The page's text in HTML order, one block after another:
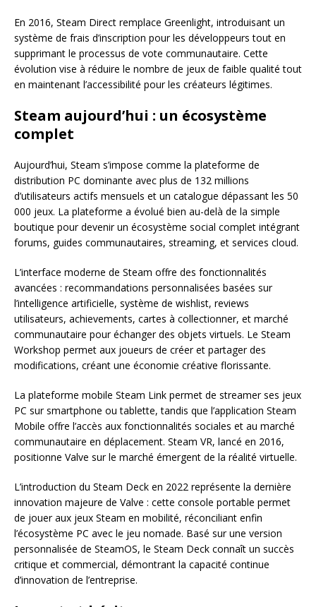
En 2016, Steam Direct remplace Greenlight, introduisant un
système de frais d’inscription pour les développeurs tout en
supprimant le processus de vote communautaire. Cette
évolution vise à réduire le nombre de jeux de faible qualité tout
en maintenant l’accessibilité pour les créateurs légitimes.
Steam aujourd’hui : un écosystème
complet
Aujourd’hui, Steam s’impose comme la plateforme de
distribution PC dominante avec plus de 132 millions
d’utilisateurs actifs mensuels et un catalogue dépassant les 50
000 jeux. La plateforme a évolué bien au-delà de la simple
boutique pour devenir un écosystème social complet intégrant
forums, guides communautaires, streaming, et services cloud.
L’interface moderne de Steam offre des fonctionnalités
avancées : recommandations personnalisées basées sur
l’intelligence artificielle, système de wishlist, reviews
utilisateurs, achievements, cartes à collectionner, et marché
communautaire pour échanger des objets virtuels. Le Steam
Workshop permet aux joueurs de créer et partager des
modifications, créant une économie créative florissante.
La plateforme mobile Steam Link permet de streamer ses jeux
PC sur smartphone ou tablette, tandis que l’application Steam
Mobile offre l’accès aux fonctionnalités sociales et au marché
communautaire en déplacement. Steam VR, lancé en 2016,
positionne Valve sur le marché émergent de la réalité virtuelle.
L’introduction du Steam Deck en 2022 représente la dernière
innovation majeure de Valve : cette console portable permet
de jouer aux jeux Steam en mobilité, réconciliant enfin
l’écosystème PC avec le jeu nomade. Basé sur une version
personnalisée de SteamOS, le Steam Deck connaît un succès
critique et commercial, démontrant la capacité continue
d’innovation de l’entreprise.